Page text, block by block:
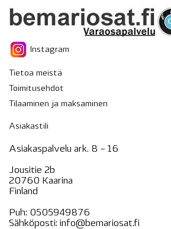
Instagram
Tietoa meistä
Toimitusehdot
Tilaaminen ja maksaminen
Asiakastili
Asiakaspalvelu ark. 8 – 16
Jousitie 2b
20760 Kaarina
Finland
Puh: 0505949876
Sähköposti: info@bemariosat.fi